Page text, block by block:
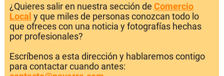
¿Quieres salir en nuestra sección de Comercio
Local y que miles de personas conozcan todo lo
que ofreces con una noticia y fotografías hechas
por profesionales?
Escríbenos a esta dirección y hablaremos contigo
para contactar cuando antes: